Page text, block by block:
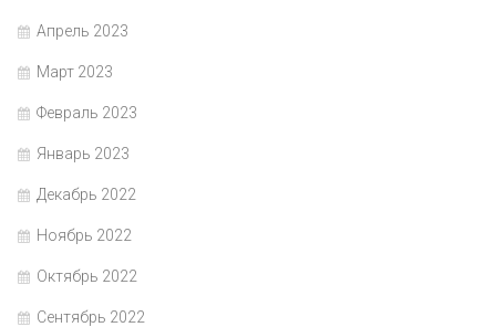
Апрель 2023
Март 2023
Февраль 2023
Январь 2023
Декабрь 2022
Ноябрь 2022
Октябрь 2022
Сентябрь 2022